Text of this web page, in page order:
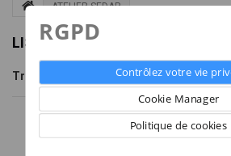
RGPD
Contrôlez votre vie
Cookie Manager
Politique de cookies
ATELIER SEDAP
LISTE DE PRODUITS PAR
Tri Montrer
Afficher tout